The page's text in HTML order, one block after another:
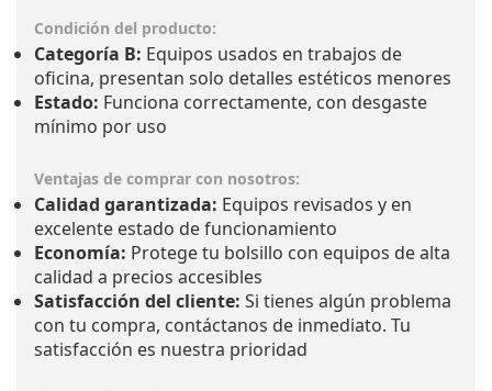
Categoría B: Equipos usados en trabajos de
oficina, presentan solo detalles estéticos menores
Estado: Funciona correctamente, con desgaste
mínimo por uso
Calidad garantizada:Equipos revisados y en
excelente estado de funcionamiento
Economía:Protege tu bolsillo con equipos de alta
calidad a precios accesibles
Satisfacción del cliente:Si tienes algún problema
con tu compra, contáctanos de inmediato. Tu
satisfacción es nuestra prioridad